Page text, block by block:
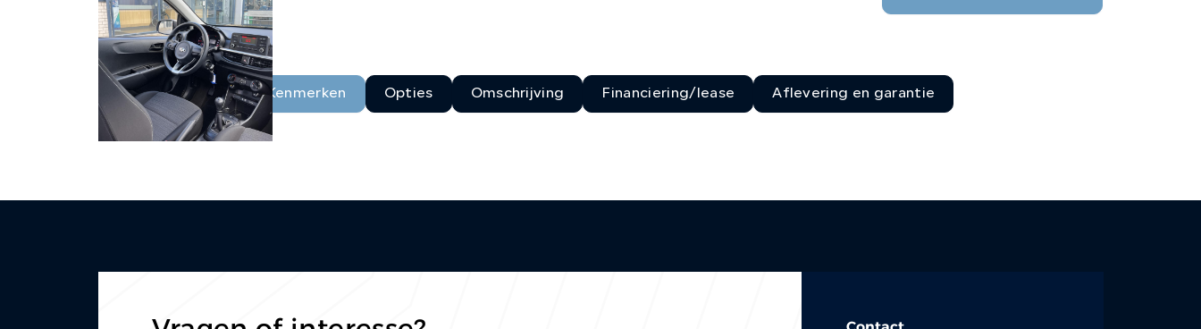
Kenmerken Opties Omschrijving Financiering/lease Aflevering en garantie